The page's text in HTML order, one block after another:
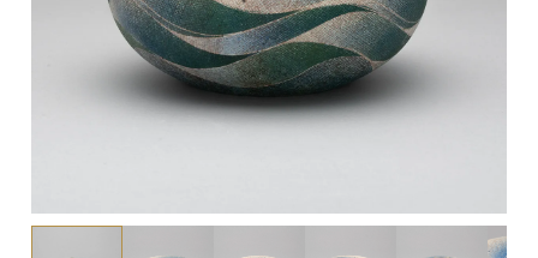
株式会社ARTerrace
〒104-0031 東京都中央区京橋二丁目2番1号
プライバシーポリシー